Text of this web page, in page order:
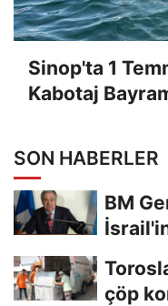
Sinop'ta 1
Kabotaj
SON HABERLER
BM
çöp